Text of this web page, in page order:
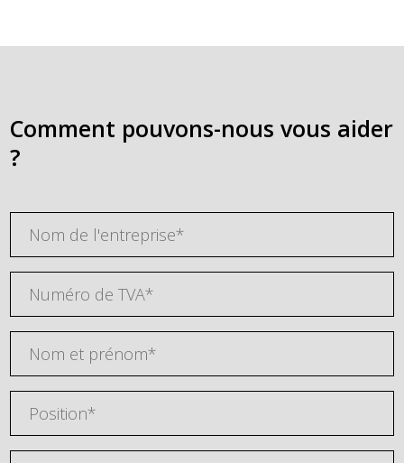
Comment pouvons-nous vous aider
?